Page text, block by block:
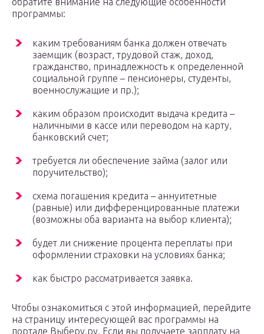
программы:
каким требованиям банка должен отвечать
заемщик (возраст, трудовой стаж, доход,
гражданство, принадлежность к определенной
социальной группе – пенсионеры, студенты,
военнослужащие и пр.);
каким образом происходит выдача кредита –
наличными в кассе или переводом на карту,
банковский счет;
требуется ли обеспечение займа (залог или
поручительство);
схема погашения кредита – аннуитетные
(равные) или дифференцированные платежи
(возможны оба варианта на выбор клиента);
будет ли снижение процента переплаты при
оформлении страховки на условиях банка;
как быстро рассматривается заявка.
Чтобы ознакомиться с этой информацией, перейдите
на страницу интересующей вас программы на
портале Выберу.ру. Если вы получаете зарплату на